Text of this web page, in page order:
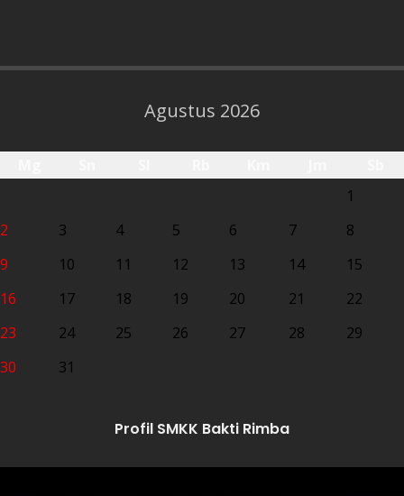
Agustus 2026
1
2
3 4 5 6 7
8
9
10 11 12 13 14
15
16
17 18 19 20 21
22
23
24 25 26 27 28
29
30
31
Profil SMKK Bakti Rimba